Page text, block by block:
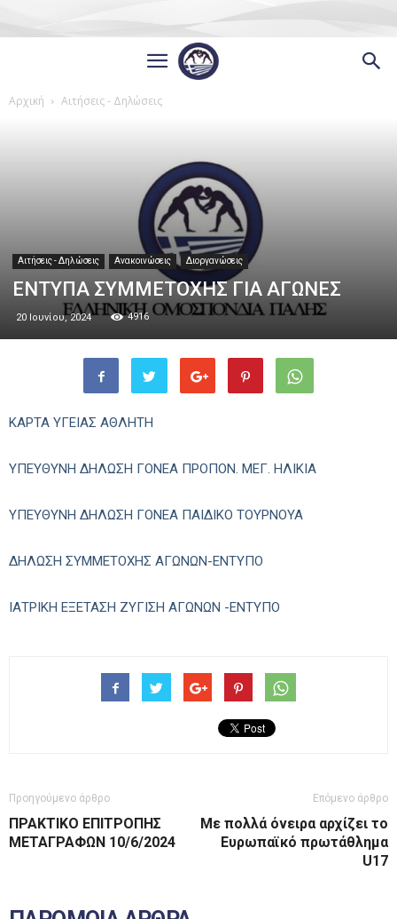
Αρχική Αιτήσεις - Δηλώσεις
Αιτήσεις - Δηλώσεις Ανακοινώσεις Διοργανώσεις
ΕΝΤΥΠΑ ΣΥΜΜΕΤΟΧΗΣ ΓΙΑ ΑΓΩΝΕΣ
20 Ιουνίου, 2024 4916
ΚΑΡΤΑ ΥΓΕΙΑΣ ΑΘΛΗΤΗ
ΥΠΕΥΘΥΝΗ ΔΗΛΩΣΗ ΓΟΝΕΑ ΠΡΟΠΟΝ. ΜΕΓ. ΗΛΙΚΙΑ
ΥΠΕΥΘΥΝΗ ΔΗΛΩΣΗ ΓΟΝΕΑ ΠΑΙΔΙΚΟ ΤΟΥΡΝΟΥΑ
ΔΗΛΩΣΗ ΣΥΜΜΕΤΟΧΗΣ ΑΓΩΝΩΝ-ΕΝΤΥΠΟ
ΙΑΤΡΙΚΗ ΕΞΕΤΑΣΗ ΖΥΓΙΣΗ ΑΓΩΝΩΝ -ΕΝΤΥΠΟ
Προηγούμενο άρθρο
ΠΡΑΚΤΙΚΟ ΕΠΙΤΡΟΠΗΣ
ΜΕΤΑΓΡΑΦΩΝ 10/6/2024
Επόμενο άρθρο
Με πολλά όνειρα αρχίζει το
Ευρωπαϊκό πρωτάθλημα
U17